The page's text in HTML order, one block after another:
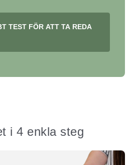
TEST FÖR ATT TA REDA
i 4 enkla steg